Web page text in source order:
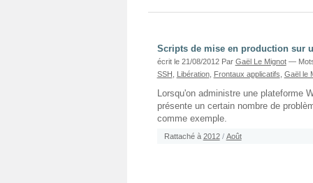
Scripts de mise en production sur
écrit le 21/08/2012 Par Gaël Le Mignot —
SSH
Libération, Frontaux applicatifs Gaël le
Lorsqu'on administre une plateforme
présente un certain nombre de
comme exemple.
Rattaché à 2012 / Août